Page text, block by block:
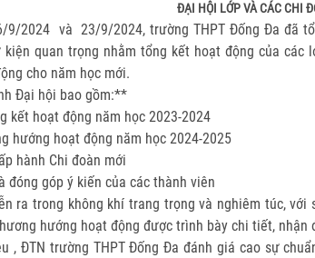
ĐẠI HỘI LỚP VÀ CÁC CHI
9/2024 và 23/9/2024, trường THPT Đống Đa đã
quan trọng nhằm tổng kết hoạt động của các
cho năm học mới.
Đại hội bao gồm:**
kết hoạt động năm học 2023-2024
hướng hoạt động năm học 2024-2025
hành Chi đoàn mới
đóng góp ý kiến của các thành viên
ra trong không khí trang trọng và nghiêm túc,
hướng hoạt động được trình bày chi tiết,
, ĐTN trường THPT Đống Đa đánh giá cao sự